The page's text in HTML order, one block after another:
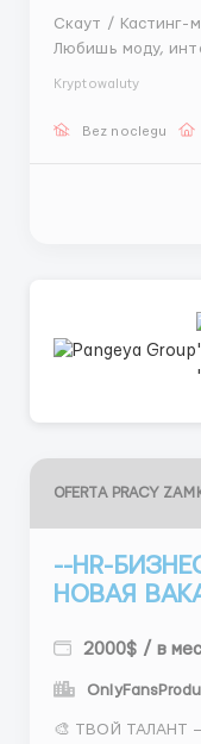
Скаут / Кастинг-
Любишь моду,
месяц ⏰ Пн–Пт: 11:00–21:00 ⏰ Сб: 11:00–20:00
Kryptowaluty
Bez noclegu
OFERTA PRACY
--HR-
НОВАЯ
2000$ / в
🎨 ТВОЙ ТАЛАНТ